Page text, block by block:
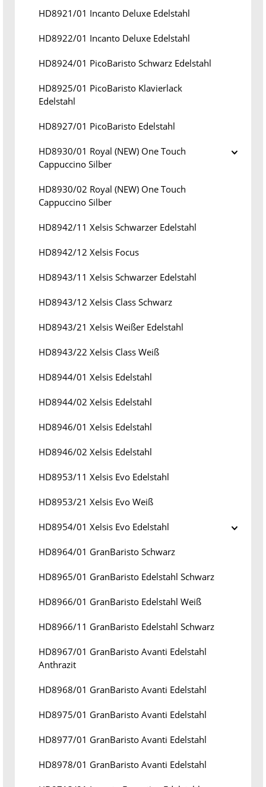
HD8921/01 Incanto Deluxe Edelstahl
HD8922/01 Incanto Deluxe Edelstahl
HD8924/01 PicoBaristo Schwarz Edelstahl
HD8925/01 PicoBaristo Klavierlack
Edelstahl
HD8927/01 PicoBaristo Edelstahl
HD8930/01 Royal (NEW) One Touch
Cappuccino Silber
HD8930/02 Royal (NEW) One Touch
Cappuccino Silber
HD8942/11 Xelsis Schwarzer Edelstahl
HD8942/12 Xelsis Focus
HD8943/11 Xelsis Schwarzer Edelstahl
HD8943/12 Xelsis Class Schwarz
HD8943/21 Xelsis Weißer Edelstahl
HD8943/22 Xelsis Class Weiß
HD8944/01 Xelsis Edelstahl
HD8944/02 Xelsis Edelstahl
HD8946/01 Xelsis Edelstahl
HD8946/02 Xelsis Edelstahl
HD8953/11 Xelsis Evo Edelstahl
HD8953/21 Xelsis Evo Weiß
HD8954/01 Xelsis Evo Edelstahl
HD8964/01 GranBaristo Schwarz
HD8965/01 GranBaristo Edelstahl Schwarz
HD8966/01 GranBaristo Edelstahl Weiß
HD8966/11 GranBaristo Edelstahl Schwarz
HD8967/01 GranBaristo Avanti Edelstahl
Anthrazit
HD8968/01 GranBaristo Avanti Edelstahl
HD8975/01 GranBaristo Avanti Edelstahl
HD8977/01 GranBaristo Avanti Edelstahl
HD8978/01 GranBaristo Avanti Edelstahl